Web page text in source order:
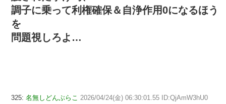
調子に乗って利権確保＆自浄作用0になるほう
を
問題視しろよ…
325: 名無しどんぶらこ 2026/04/24(金) 06:30:01.55 ID:QjAmW3hU0